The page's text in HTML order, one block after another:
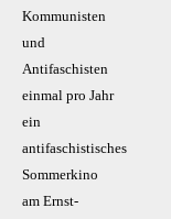
Kommunisten
und
Antifaschisten
einmal pro Jahr
ein
antifaschistisches
Sommerkino
am Ernst-